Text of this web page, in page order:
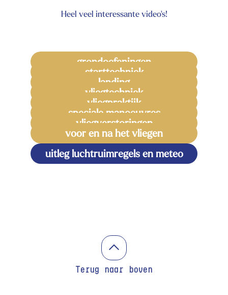
Heel veel interessante video's!
grondoefeningen
starttechniek
landing
vliegtechniek
vliegpraktijk
speciale manoeuvres
vliegverstoringen
voor en na het vliegen
uitleg luchtruimregels en meteo
Terug naar boven